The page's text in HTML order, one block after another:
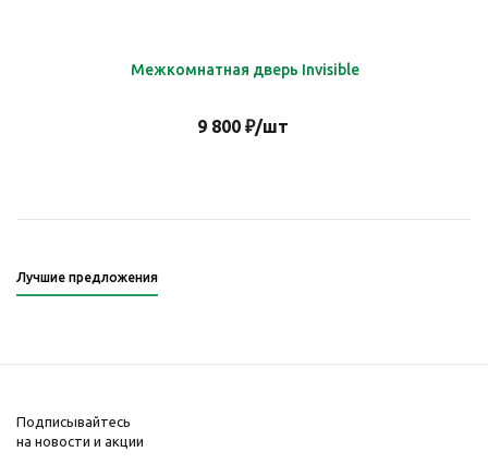
Межкомнатная дверь Invisible
9 800₽/шт
Лучшие предложения
Подписывайтесь
на новости и акции